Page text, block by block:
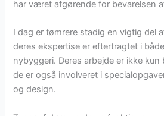
har været afgørende for bevarelsen
I dag er tømrere stadig en vigtig del
deres ekspertise er eftertragtet i
nybyggeri. Deres arbejde er ikke
de er også involveret i
og design.